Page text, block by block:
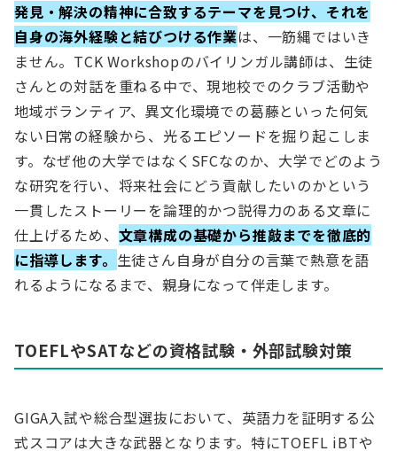
発見・解決の精神に合致するテーマを見つけ、それを
自身の海外経験と結びつける作業は、一筋縄ではいき
ません。TCK Workshopのバイリンガル講師は、生徒
さんとの対話を重ねる中で、現地校でのクラブ活動や
地域ボランティア、異文化環境での葛藤といった何気
ない日常の経験から、光るエピソードを掘り起こしま
す。なぜ他の大学ではなくSFCなのか、大学でどのよう
な研究を行い、将来社会にどう貢献したいのかという
一貫したストーリーを論理的かつ説得力のある文章に
仕上げるため、 文章構成の基礎から推敲までを徹底的
に指導します。 生徒さん自身が自分の言葉で熱意を語
れるようになるまで、親身になって伴走します。
TOEFLやSATなどの資格試験・外部試験対策
GIGA入試や総合型選抜において、英語力を証明する公
式スコアは大きな武器となります。特にTOEFL iBTや